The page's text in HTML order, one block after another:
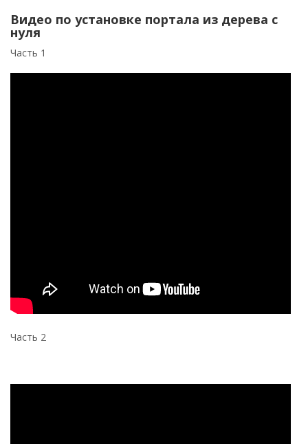
Видео по установке портала из дерева с
нуля
Часть 1
Часть 2